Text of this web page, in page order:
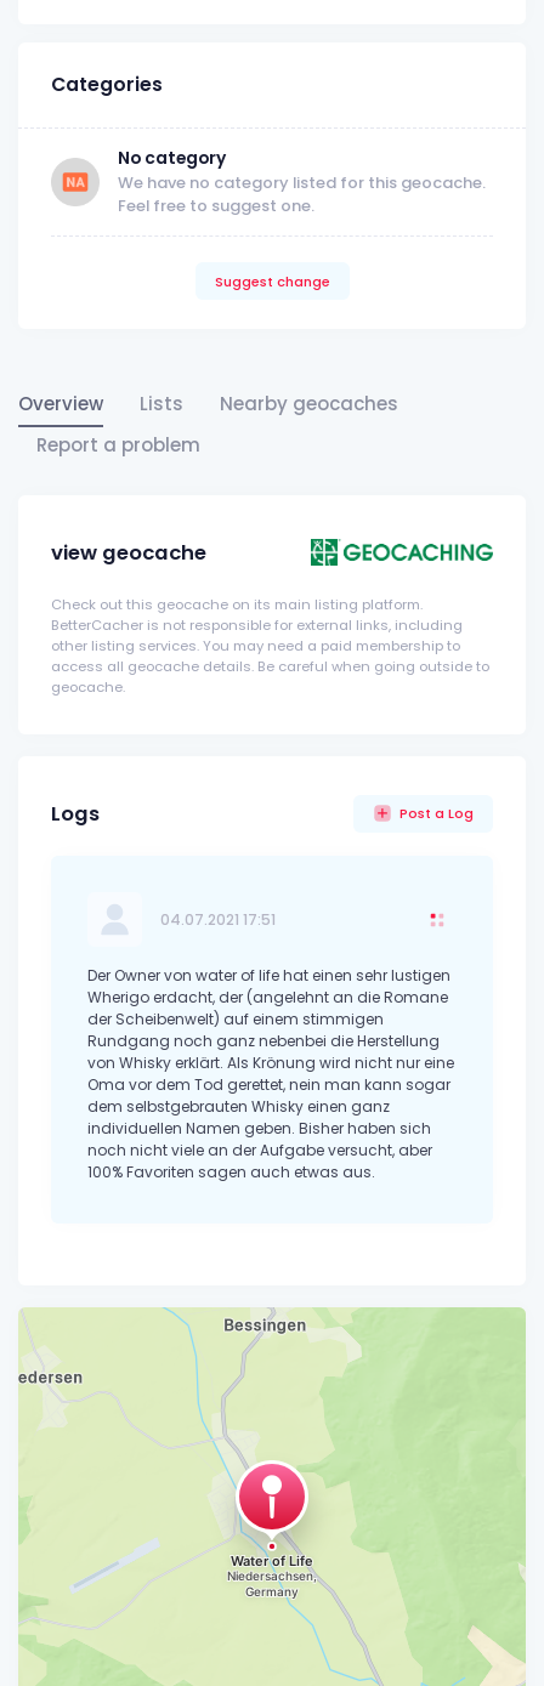
Categories
No category
We have no category listed for this geocache.
Feel free to suggest one.
Suggest change
Overview Lists
Nearby geocaches
Report a problem
view geocache
Check out this geocache on its main listing platform.
BetterCacher is not responsible for external links, including
other listing services. You may need a paid membership to
access all geocache details. Be careful when going outside to
geocache.
Logs Post a Log
04.07.2021 17:51
Der Owner von water of life hat einen sehr lustigen
Wherigo erdacht, der (angelehnt an die Romane
der Scheibenwelt) auf einem stimmigen
Rundgang noch ganz nebenbei die Herstellung
von Whisky erklärt. Als Krönung wird nicht nur eine
Oma vor dem Tod gerettet, nein man kann sogar
dem selbstgebrauten Whisky einen ganz
individuellen Namen geben. Bisher haben sich
noch nicht viele an der Aufgabe versucht, aber
100% Favoriten sagen auch etwas aus.